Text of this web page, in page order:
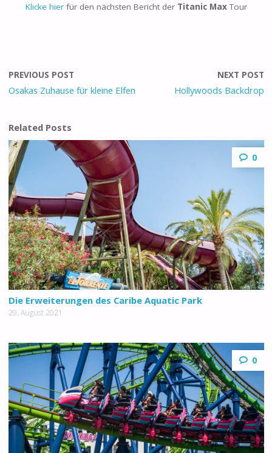
Klicke hierfür den nächsten Bericht der Titanic MaxTour
PREVIOUS POST
Osakas Zuhause für kleine Elfen
NEXT POST
Hollywoods Backdrop
Related Posts
0
Die Erweiterungen des Caribe Aquatic Park
29. August 2021
0